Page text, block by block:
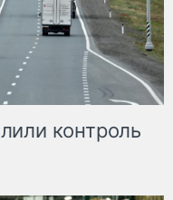
контроль